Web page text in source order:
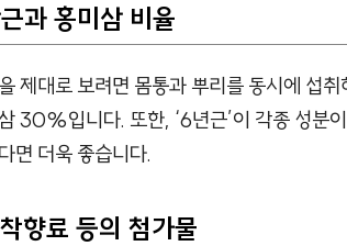
과 홍미삼 비율
제대로 보려면 몸통과 뿌리를 동시에 섭
30%입니다. 또한, ‘6년근’이 각종 성분
면 더욱 좋습니다.
향료 등의 첨가물